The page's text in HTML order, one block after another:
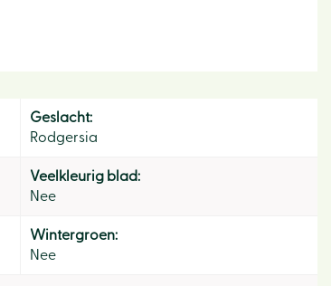
Geslacht:
Rodgersia
Veelkleurig blad:
Nee
Wintergroen:
Nee